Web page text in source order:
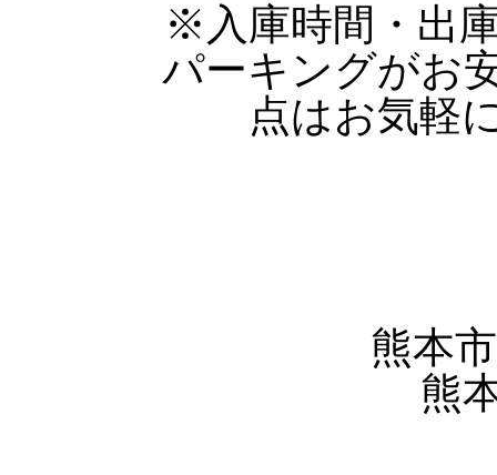
※入庫時間・出
パーキングがお
点はお気軽
熊本
熊